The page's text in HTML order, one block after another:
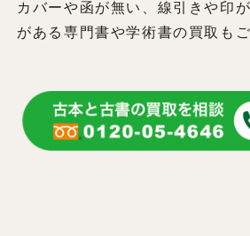
カバーや函が無い、線引きや印
がある専門書や学術書の買取も